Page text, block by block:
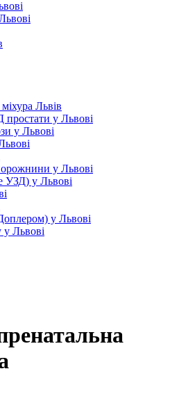
Львів
простати у Львові
у Львові
у Львові
УЗД) у Львові
у Львові
Львові